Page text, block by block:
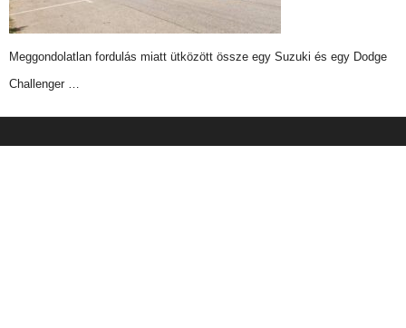
Meggondolatlan fordulás miatt ütközött össze egy Suzuki és egy Dodge
Challenger …